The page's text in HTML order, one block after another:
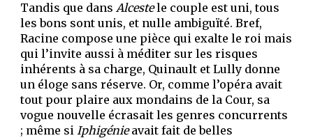
Tandis que dansAlcestele couple est uni, tous
les bons sont unis, et nulle ambiguïté. Bref,
Racine compose une pièce qui exalte le roi mais
qui l’invite aussi à méditer sur les risques
inhérents à sa charge, Quinault et Lully donne
un éloge sans réserve. Or, comme l’opéra avait
tout pour plaire aux mondains de la Cour, sa
vogue nouvelle écrasait les genres concurrents
; même siIphigénieavait fait de belles